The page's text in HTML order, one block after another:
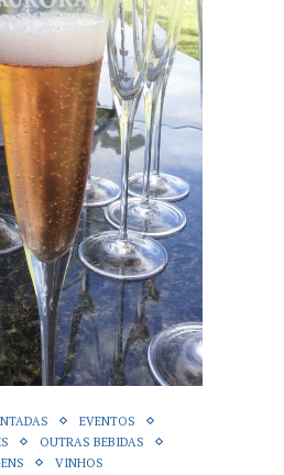
EVENTOS
OUTRAS BEBIDAS
VINHOS